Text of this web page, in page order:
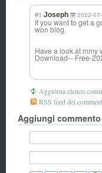
#1 Joseph 2022-
If you want to get a
won blog.
Have a look at mmy
Download---Free-
Aggiorna elenco
RSS feed dei
Aggiungi commento